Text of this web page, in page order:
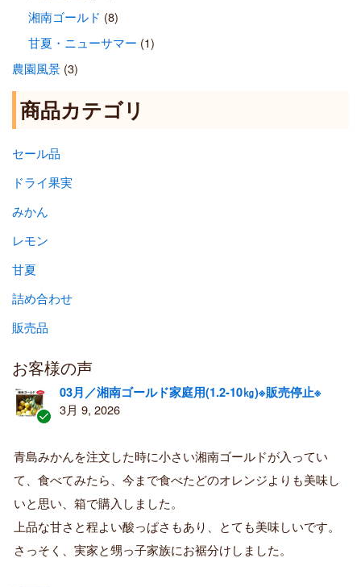
湘南ゴールド (8)
甘夏・ニューサマー (1)
農園風景(3)
商品カテゴリ
セール品
ドライ果実
みかん
レモン
甘夏
詰め合わせ
販売品
お客様の声
証
済
み
購
者
03月／湘南ゴールド家庭用(1.2-10㎏)※販売停止※
3月 9, 2026
青島みかんを注文した時に小さい湘南ゴールドが入ってい
て、食べてみたら、今まで食べたどのオレンジよりも美味し
いと思い、箱で購入しました。
上品な甘さと程よい酸っぱさもあり、とても美味しいです。
さっそく、実家と甥っ子家族にお裾分けしました。